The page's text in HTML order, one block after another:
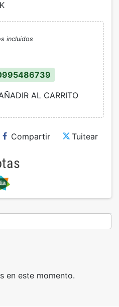
incluidos
AL CARRITO
Compartir Tuitear
en este momento.